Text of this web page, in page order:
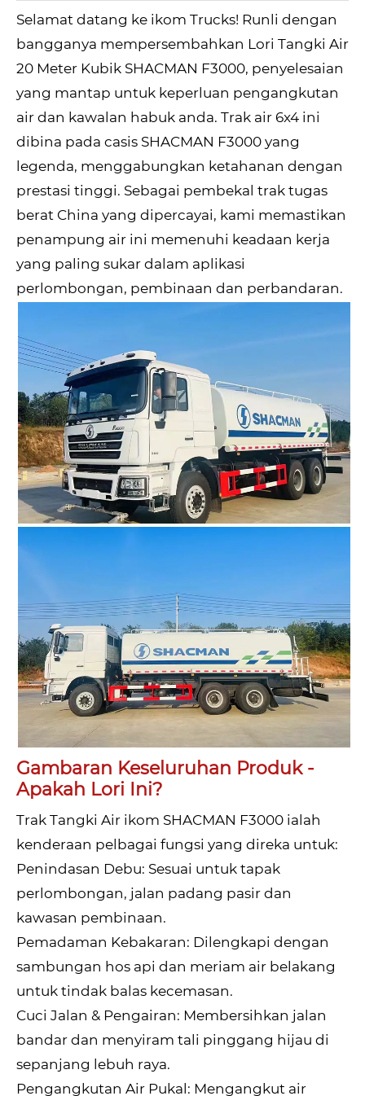
Selamat datang ke ikom Trucks! Runli dengan
bangganya mempersembahkan Lori Tangki Air
20 Meter Kubik SHACMAN F3000, penyelesaian
yang mantap untuk keperluan pengangkutan
air dan kawalan habuk anda. Trak air 6x4 ini
dibina pada casis SHACMAN F3000 yang
legenda, menggabungkan ketahanan dengan
prestasi tinggi. Sebagai pembekal trak tugas
berat China yang dipercayai, kami memastikan
penampung air ini memenuhi keadaan kerja
yang paling sukar dalam aplikasi
perlombongan, pembinaan dan perbandaran.
Gambaran Keseluruhan Produk -
Apakah Lori Ini?
Trak Tangki Air ikom SHACMAN F3000 ialah
kenderaan pelbagai fungsi yang direka untuk:
Penindasan Debu: Sesuai untuk tapak
perlombongan, jalan padang pasir dan
kawasan pembinaan.
Pemadaman Kebakaran: Dilengkapi dengan
sambungan hos api dan meriam air belakang
untuk tindak balas kecemasan.
Cuci Jalan & Pengairan: Membersihkan jalan
bandar dan menyiram tali pinggang hijau di
sepanjang lebuh raya.
Pengangkutan Air Pukal: Mengangkut air